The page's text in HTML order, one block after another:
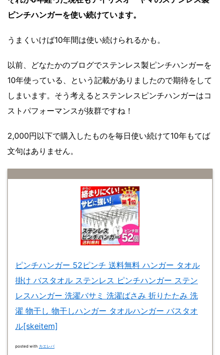
ピンチハンガーを使い続けています。
うまくいけば10年間は使い続けられるかも。
以前、どなたかのブログでステンレス製ピンチハンガーを
10年使っている、という記載がありましたので期待をして
しまいます。そう考えるとステンレスピンチハンガーはコ
ストパフォーマンスが抜群ですね！
2,000円以下で購入したものを毎日使い続けて10年もてば
文句はありません。
ピンチハンガー 52ピンチ 送料無料 ハンガー タオル
掛け バスタオル ステンレス ピンチハンガー ステン
レスハンガー 洗濯バサミ 洗濯ばさみ 折りたたみ 洗
濯 物干し 物干しハンガー タオルハンガー バスタオ
ル[skeitem]
posted with カエレバ